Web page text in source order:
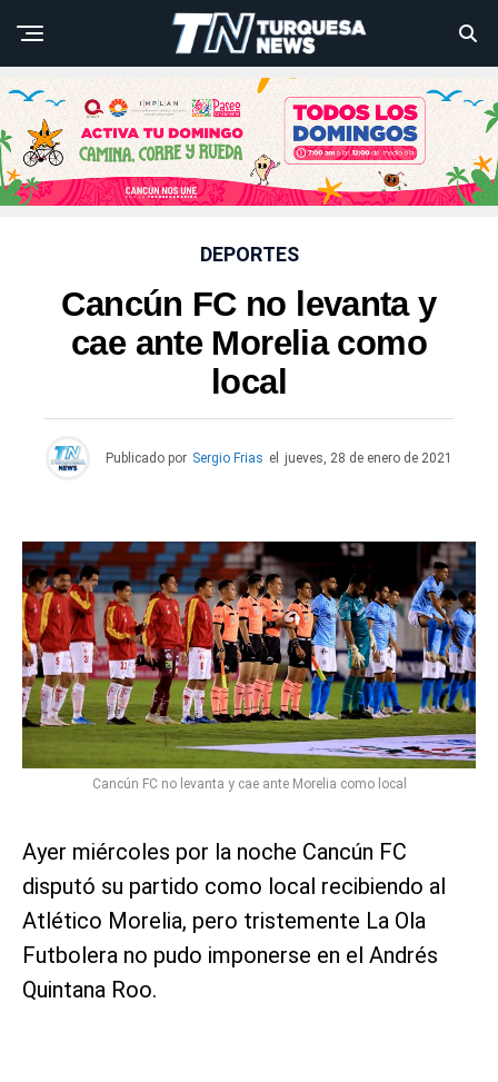
DEPORTES
Cancún FC no levanta y
cae ante Morelia como
local
Publicado por Sergio Frias el jueves, 28 de enero de 2021
Cancún FC no levanta y cae ante Morelia como local
Ayer miércoles por la noche Cancún FC
disputó su partido como local recibiendo al
Atlético Morelia, pero tristemente La Ola
Futbolera no pudo imponerse en el Andrés
Quintana Roo.